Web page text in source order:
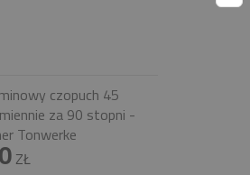
czopuch 45
za 90 stopni -
Tonwerke
ZŁ